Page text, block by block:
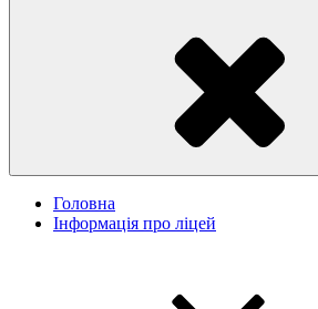
Головна
Інформація про ліцей